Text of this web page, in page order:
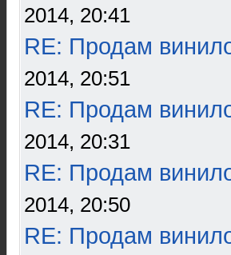
2014, 20:41
RE: Продам
2014, 20:51
RE: Продам
2014, 20:31
RE: Продам
2014, 20:50
RE: Продам